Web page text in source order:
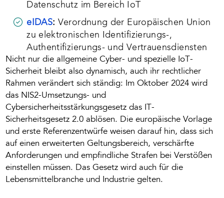
Datenschutz im Bereich IoT
eIDAS: Verordnung der Europäischen Union
zu elektronischen Identifizierungs-,
Authentifizierungs- und Vertrauensdiensten
Nicht nur die allgemeine Cyber- und spezielle IoT-
Sicherheit bleibt also dynamisch, auch ihr rechtlicher
Rahmen verändert sich ständig: Im Oktober 2024 wird
das NIS2-Umsetzungs- und
Cybersicherheitsstärkungsgesetz das IT-
Sicherheitsgesetz 2.0 ablösen. Die europäische Vorlage
und erste Referenzentwürfe weisen darauf hin, dass sich
auf einen erweiterten Geltungsbereich, verschärfte
Anforderungen und empfindliche Strafen bei Verstößen
einstellen müssen. Das Gesetz wird auch für die
Lebensmittelbranche und Industrie gelten.